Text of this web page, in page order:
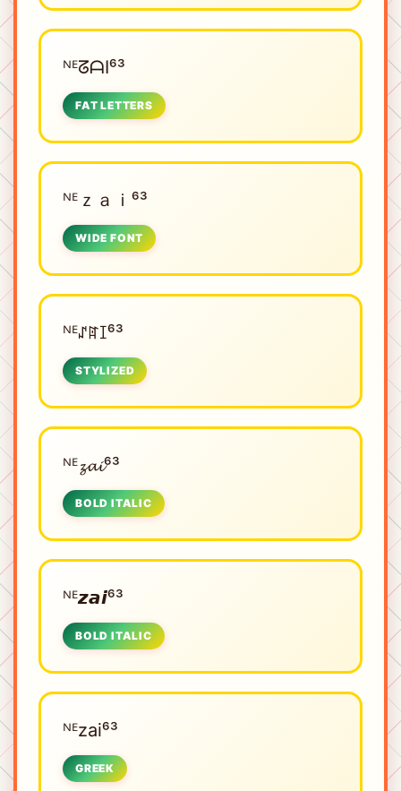
ᴺᴱㅤᘔᗩI⁶³
FAT LETTERS
ᴺᴱㅤｚａｉ⁶³
WIDE FONT
ᴺᴱㅤꁴꍏꀤ⁶³
STYLIZED
ᴺᴱㅤ𝔃𝓪𝓲⁶³
BOLD ITALIC
ᴺᴱㅤ𝙯𝙖𝙞⁶³
BOLD ITALIC
ᴺᴱㅤzai⁶³
GREEK